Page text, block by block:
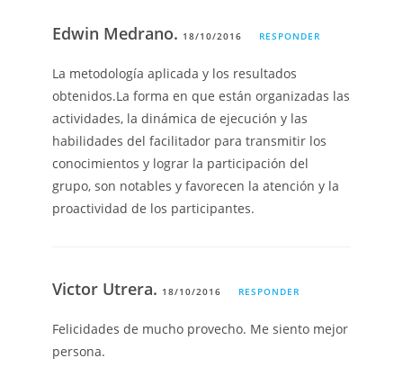
Edwin Medrano. 18/10/2016 RESPONDER
La metodología aplicada y los resultados
obtenidos.La forma en que están organizadas las
actividades, la dinámica de ejecución y las
habilidades del facilitador para transmitir los
conocimientos y lograr la participación del
grupo, son notables y favorecen la atención y la
proactividad de los participantes.
Victor Utrera. 18/10/2016 RESPONDER
Felicidades de mucho provecho. Me siento mejor
persona.